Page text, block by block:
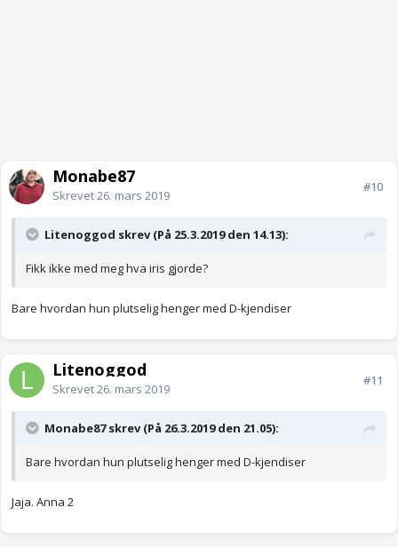
Monabe87
Skrevet26. mars 2019
#10
Litenoggod skrev (På 25.3.2019 den 14.13):
Fikk ikke med meg hva iris gjorde?
Bare hvordan hun plutselig henger med D-kjendiser
Litenoggod
Skrevet26. mars 2019
#11
Monabe87 skrev (På 26.3.2019 den 21.05):
Bare hvordan hun plutselig henger med D-kjendiser
Jaja. Anna 2